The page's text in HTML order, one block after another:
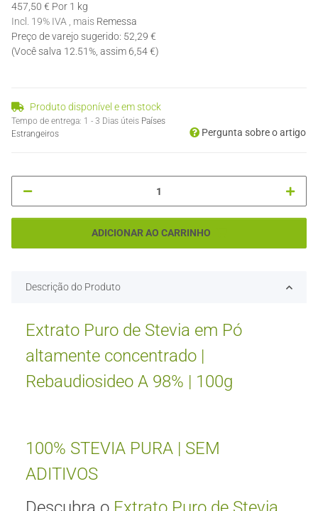
457,50 € Por 1 kg
Incl. 19% IVA , mais Remessa
Preço de varejo sugerido: 52,29 €
(Você salva 12.51%, assim 6,54 €)
Produto disponível e em stock
Tempo de entrega: 1 - 3 Dias úteis Países
Estrangeiros
Pergunta sobre o artigo
ADICIONAR AO CARRINHO
Descrição do Produto
Extrato Puro de Stevia em Pó
altamente concentrado |
Rebaudiosideo A 98% | 100g
100% STEVIA PURA | SEM
ADITIVOS